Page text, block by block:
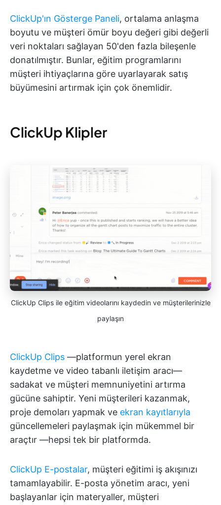
ClickUp'ın Gösterge Paneli, ortalama anlaşma
boyutu ve müşteri ömür boyu değeri gibi değerli
veri noktaları sağlayan 50'den fazla bileşenle
donatılmıştır. Bunlar, eğitim programlarını
müşteri ihtiyaçlarına göre uyarlayarak satış
büyümesini artırmak için çok önemlidir.
ClickUp Klipler
ClickUp Clips ile eğitim videolarını kaydedin ve müşterilerinizle
paylaşın
ClickUp Clips —platformun yerel ekran
kaydetme ve video tabanlı iletişim aracı—
sadakat ve müşteri memnuniyetini artırma
gücüne sahiptir. Yeni müşterileri kazanmak,
proje demoları yapmak ve ekran kayıtlarıyla
güncellemeleri paylaşmak için mükemmel bir
araçtır —hepsi tek bir platformda.
ClickUp E-postalar, müşteri eğitimi iş akışınızı
tamamlayabilir. E-posta yönetim aracı, yeni
başlayanlar için materyaller, müşteri